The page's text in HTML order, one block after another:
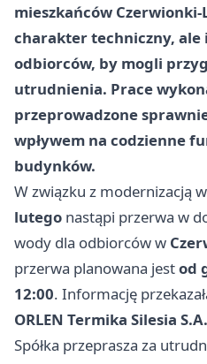
mieszkańców
charakter techniczny, ale
odbiorców, by mogli
utrudnienia. Prace
przeprowadzone
wpływem na codzienne
budynków.
W związku z modernizacją
lutego nastąpi przerwa w
wody dla odbiorców w
przerwa planowana jestod
12:00. Informację
ORLEN Termika Silesia S.A.
Spółka przeprasza za